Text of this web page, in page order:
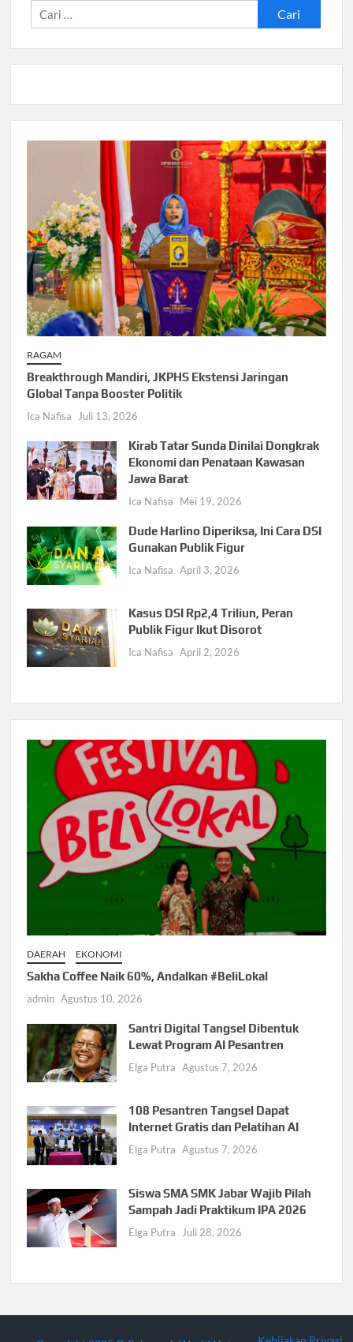
Cari
untuk:
RAGAM
Breakthrough Mandiri, JKPHS Ekstensi Jaringan
Global Tanpa Booster Politik
Ica Nafisa Juli 13, 2026
Kirab Tatar Sunda Dinilai Dongkrak
Ekonomi dan Penataan Kawasan
Jawa Barat
Ica Nafisa Mei 19, 2026
Dude Harlino Diperiksa, Ini Cara DSI
Gunakan Publik Figur
Ica Nafisa April 3, 2026
Kasus DSI Rp2,4 Triliun, Peran
Publik Figur Ikut Disorot
Ica Nafisa April 2, 2026
DAERAH EKONOMI
Sakha Coffee Naik 60%, Andalkan #BeliLokal
admin Agustus 10, 2026
Santri Digital Tangsel Dibentuk
Lewat Program AI Pesantren
Elga Putra Agustus 7, 2026
108 Pesantren Tangsel Dapat
Internet Gratis dan Pelatihan AI
Elga Putra Agustus 7, 2026
Siswa SMA SMK Jabar Wajib Pilah
Sampah Jadi Praktikum IPA 2026
Elga Putra Juli 28, 2026